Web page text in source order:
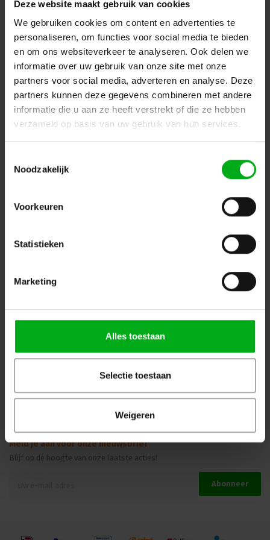
Deze website maakt gebruik van cookies
We gebruiken cookies om content en advertenties te
personaliseren, om functies voor social media te bieden
en om ons websiteverkeer te analyseren. Ook delen we
informatie over uw gebruik van onze site met onze
partners voor social media, adverteren en analyse. Deze
partners kunnen deze gegevens combineren met andere
informatie die u aan ze heeft verstrekt of die ze hebben
verzameld op basis van uw gebruik van hun services.
Noodzakelijk
Voorkeuren
Statistieken
Marketing
Alles toestaan
Selectie toestaan
Weigeren
Terug naar vorige pagina
Dé specialist podiumtechniek; van schets naar uitvoering
Kleine Tocht 32 1507 CA
Zaandam
+ 31 85 40 15 92 9
info@podiumtechniek.nl
Volg ons op Facebook
Volg ons op Instagram
Volg ons op Linkedin
Over Podiumtechniek
Veilig winkelen
Meld je aan voor onze nieuwsbrief
Blijf op de hoogte van onze laatste acties!
Abonneer